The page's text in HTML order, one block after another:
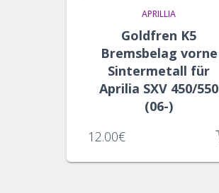
APRILLIA
Goldfren K5
Bremsbelag vorne
Sintermetall für
Aprilia SXV 450/550
(06-)
12.00€